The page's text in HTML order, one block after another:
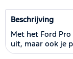
Beschrijving
Met het Ford
uit, maar ook je